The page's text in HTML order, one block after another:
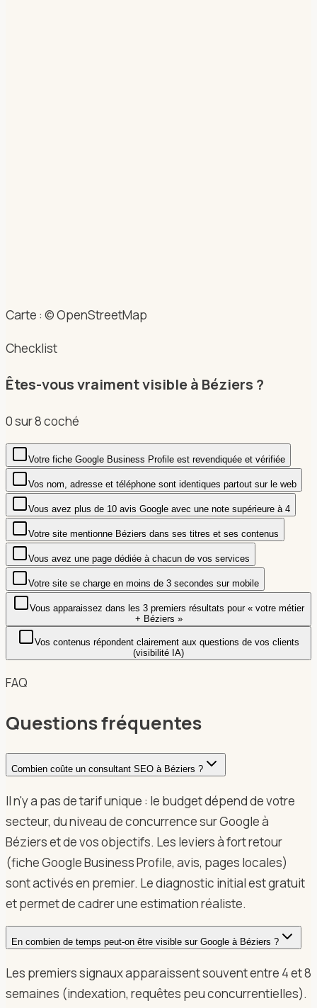
Carte : © OpenStreetMap
Checklist
Êtes-vous vraiment visible à Béziers ?
0sur8coché
Votre fiche Google Business Profile est revendiquée et vérifiée
Vos nom, adresse et téléphone sont identiques partout sur le web
Vous avez plus de 10 avis Google avec une note supérieure à 4
Votre site mentionne Béziers dans ses titres et ses contenus
Vous avez une page dédiée à chacun de vos services
Votre site se charge en moins de 3 secondes sur mobile
Vous apparaissez dans les 3 premiers résultats pour « votre métier
+ Béziers »
Vos contenus répondent clairement aux questions de vos clients
(visibilité IA)
FAQ
Questions fréquentes
Combien coûte un consultant SEO à Béziers ?
Il n'y a pas de tarif unique : le budget dépend de votre
secteur, du niveau de concurrence sur Google à
Béziers et de vos objectifs. Les leviers à fort retour
(fiche Google Business Profile, avis, pages locales)
sont activés en premier. Le diagnostic initial est gratuit
et permet de cadrer une estimation réaliste.
En combien de temps peut-on être visible sur Google à Béziers ?
Les premiers signaux apparaissent souvent entre 4 et 8
semaines (indexation, requêtes peu concurrentielles).